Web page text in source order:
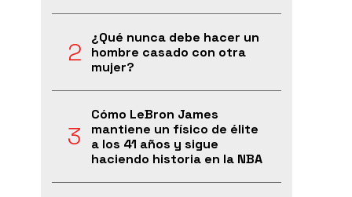
¿Qué nunca debe hacer un
hombre casado con otra
mujer?
Cómo LeBron James
mantiene un físico de élite
a los 41 años y sigue
haciendo historia en la NBA